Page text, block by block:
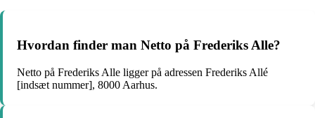
Hvordan finder man Netto på Frederiks Alle?
Netto på Frederiks Alle ligger på adressen Frederiks Allé
[indsæt nummer], 8000 Aarhus.